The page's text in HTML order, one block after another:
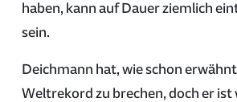
haben, kann auf Dauer ziemlich
sein.
Deichmann hat, wie schon
Weltrekord zu brechen, doch er ist